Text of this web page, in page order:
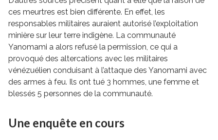
ces meurtres est bien différente. En effet, les
responsables militaires auraient autorisé l’exploitation
minière sur leur terre indigène. La communauté
Yanomami a alors refusé la permission, ce qui a
provoqué des altercations avec les militaires
vénézuélien conduisant à l’attaque des Yanomami avec
des armes à feu. Ils ont tué 3 hommes, une femme et
blessés 5 personnes de la communauté.
Une enquête en cours